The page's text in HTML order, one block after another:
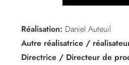
Réalisation: Daniel Auteuil
Autre réalisatrice /
Directrice / Directeur de